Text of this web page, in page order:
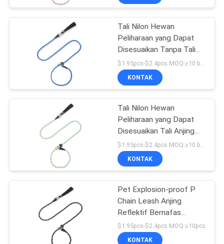
TUR
HUBUNGI
PERMINTAAN
PENAWARAN
BLOG/NEWS
SITEMAP
PRIVACY
Pet Harness Leash
87
Easy Walk Dog
Leash
39
Tali Nilon Hewan
Peliharaan yang Dapat
Disesuaikan Tanpa Tali
Anjing Terintegrasi
Reflektif Tahan Ledakan
yang Dapat Dikencang
KONTAK
Tali Nilon Hewan
Peliharaan yang Dapat
Disesuaikan Tali Anjing
Terintegrasi Reflektif
Tahan Ledakan Anjing
KONTAK
Pet Explosion-proof P
Chain Leash Anjing
Reflektif Bernafas
Integrated Anjing Leash
$1.95pcs-$2.4pcs MOQ:≥10pcs
KONTAK